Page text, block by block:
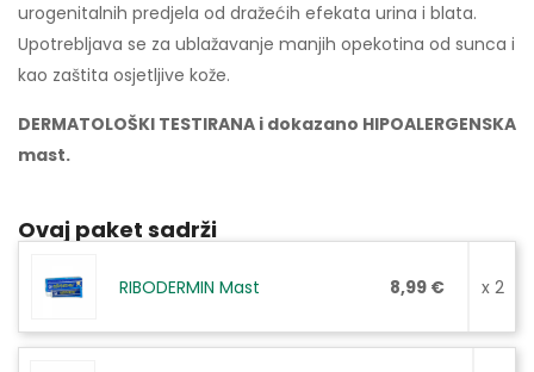
urogenitalnih predjela od dražećih efekata urina i blata.
Upotrebljava se za ublažavanje manjih opekotina od sunca i
kao zaštita osjetljive kože.
DERMATOLOŠKI TESTIRANA i dokazano HIPOALERGENSKA
mast.
Ovaj paket sadrži
RIBODERMIN Mast 8,99 € x 2